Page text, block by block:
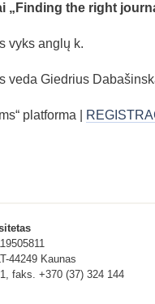
„Finding the right
vyks anglų k.
veda Giedrius
platforma |
44249 Kaunas
faks. +370 (37) 324 144